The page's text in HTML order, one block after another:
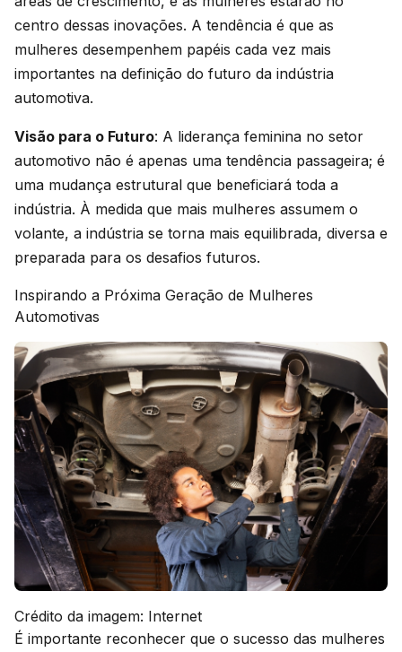
centro dessas inovações. A tendência é que as
mulheres desempenhem papéis cada vez mais
importantes na definição do futuro da indústria
automotiva.
Visão para o Futuro: A liderança feminina no setor
automotivo não é apenas uma tendência passageira; é
uma mudança estrutural que beneficiará toda a
indústria. À medida que mais mulheres assumem o
volante, a indústria se torna mais equilibrada, diversa e
preparada para os desafios futuros.
Inspirando a Próxima Geração de Mulheres
Automotivas
Crédito da imagem: Internet
É importante reconhecer que o sucesso das mulheres